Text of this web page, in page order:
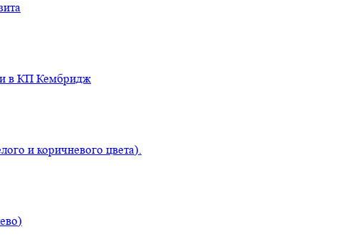
в КП Кембридж
и коричневого цвета).